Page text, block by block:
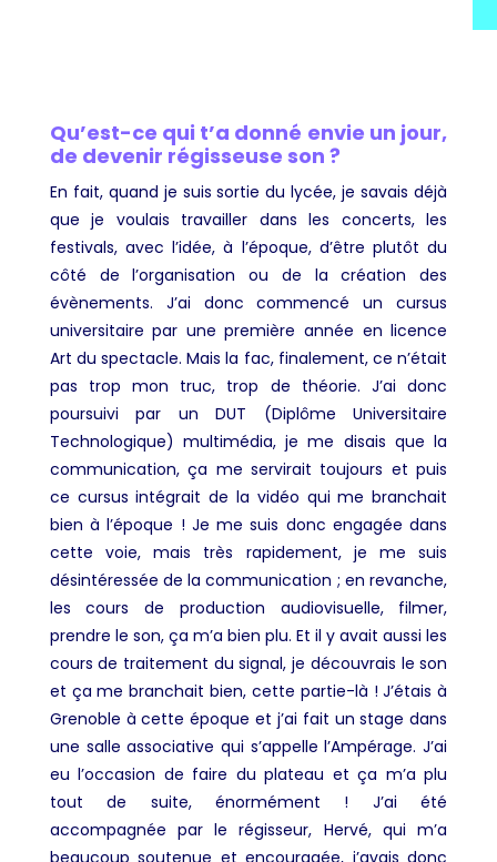
Qu’est-ce qui t’a donné envie un jour,
de devenir régisseuse son ?
En fait, quand je suis sortie du lycée, je savais déjà
que je voulais travailler dans les concerts, les
festivals, avec l’idée, à l’époque, d’être plutôt du
côté de l’organisation ou de la création des
évènements. J’ai donc commencé un cursus
universitaire par une première année en licence
Art du spectacle. Mais la fac, finalement, ce n’était
pas trop mon truc, trop de théorie. J’ai donc
poursuivi par un DUT (Diplôme Universitaire
Technologique) multimédia, je me disais que la
communication, ça me servirait toujours et puis
ce cursus intégrait de la vidéo qui me branchait
bien à l’époque ! Je me suis donc engagée dans
cette voie, mais très rapidement, je me suis
désintéressée de la communication ; en revanche,
les cours de production audiovisuelle, filmer,
prendre le son, ça m’a bien plu. Et il y avait aussi les
cours de traitement du signal, je découvrais le son
et ça me branchait bien, cette partie-là ! J’étais à
Grenoble à cette époque et j’ai fait un stage dans
une salle associative qui s’appellel’Ampérage. J’ai
eu l’occasion de faire du plateau et ça m’a plu
tout de suite, énormément ! J’ai été
accompagnée par le régisseur, Hervé, qui m’a